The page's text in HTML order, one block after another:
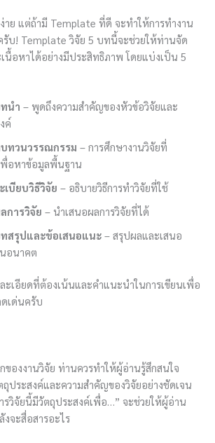
ง่าย แต่ถ้ามี Template ที่ดี จะทำให้การทำงาน
รับ! Template วิจัย 5 บทนี้จะช่วยให้ท่านจัด
นื้อหาได้อย่างมีประสิทธิภาพ โดยแบ่งเป็น 5
นำ – พูดถึงความสำคัญของหัวข้อวิจัยและ
ค์
ทวนวรรณกรรม – การศึกษางานวิจัยที่
พื่อหาข้อมูลพื้นฐาน
เบียบวิธีวิจัย – อธิบายวิธีการทำวิจัยที่ใช้
การวิจัย – นำเสนอผลการวิจัยที่ได้
สรุปและข้อเสนอแนะ– สรุปผลและเสนอ
อนาคต
ะเอียดที่ต้องเน้นและคำแนะนำในการเขียนเพื่อ
เด่นครับ
องงานวิจัย ท่านควรทำให้ผู้อ่านรู้สึกสนใจ
ประสงค์และความสำคัญของวิจัยอย่างชัดเจน
รวิจัยนี้มีวัตถุประสงค์เพื่อ…” จะช่วยให้ผู้อ่าน
งจะสื่อสารอะไร